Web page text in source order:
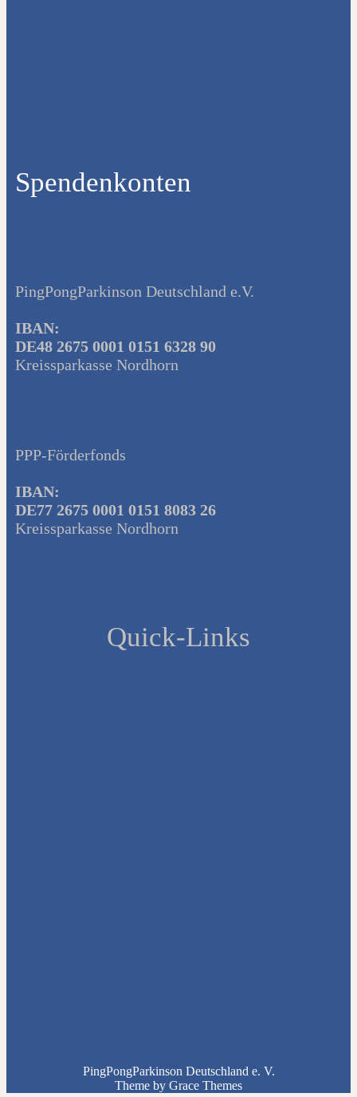
Spendenkonten
PingPongParkinson Deutschland e.V.
IBAN:
DE48 2675 0001 0151 6328 90
Kreissparkasse Nordhorn
PPP-Förderfonds
IBAN:
DE77 2675 0001 0151 8083 26
Kreissparkasse Nordhorn
Quick-Links
PingPongParkinson Deutschland e. V.
Theme by Grace Themes